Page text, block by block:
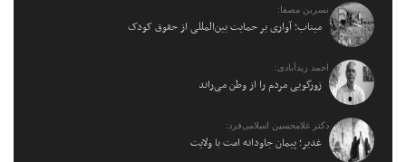
نسرین مصفا:
میناب؛ آواری بر حمایت بین‌المللی از حقوق کودک
احمد زیدآبادی:
زورگویی مردم را از وطن می‌راند
دکتر غلامحسین اسلامی‌فرد:
غدیر؛ پیمان جاودانه امت با ولایت